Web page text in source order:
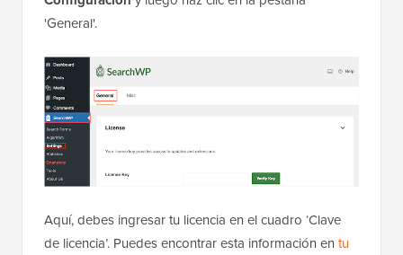
'General'.
Aquí, debes ingresar tu licencia en el cuadro ‘Clave
de licencia’. Puedes encontrar esta información en tu